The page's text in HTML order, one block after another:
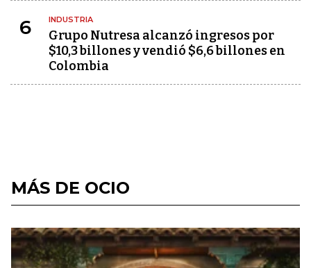
6 INDUSTRIA
Grupo Nutresa alcanzó ingresos por
$10,3 billones y vendió $6,6 billones en
Colombia
MÁS DE OCIO